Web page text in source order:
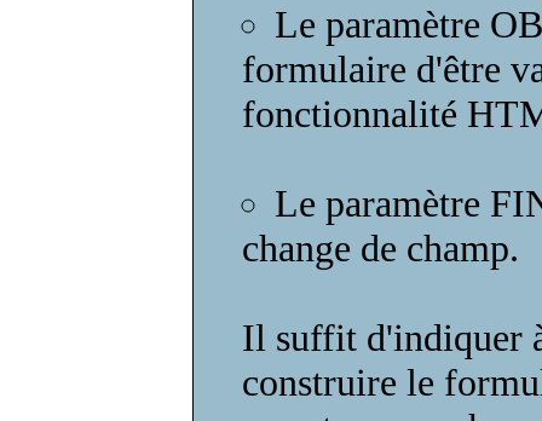
Le paramètre
formulaire d'être
fonctionnalité
Le paramètre
change de champ.
Il suffit d'indiquer
construire le